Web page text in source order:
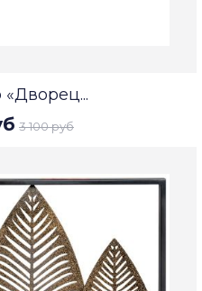
3 100 руб